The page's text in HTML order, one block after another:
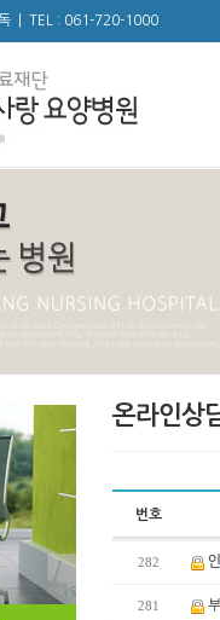
TEL : 061-720-1000
온라인상
번호
282
281